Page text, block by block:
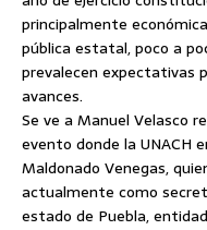
principalmente
pública estatal, poco a
prevalecen expectativas
avances.
Se ve a Manuel Velasco
evento donde la UNACH
Maldonado Venegas,
actualmente como
estado de Puebla,